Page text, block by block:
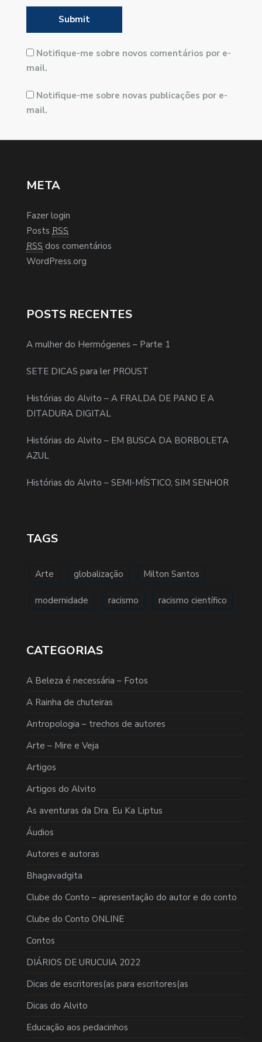
Notifique-me sobre novos comentários por e-
mail.
Notifique-me sobre novas publicações por e-
mail.
META
Fazer login
Posts RSS
RSS dos comentários
WordPress.org
POSTS RECENTES
A mulher do Hermógenes – Parte 1
SETE DICAS para ler PROUST
Histórias do Alvito – A FRALDA DE PANO E A
DITADURA DIGITAL
Histórias do Alvito – EM BUSCA DA BORBOLETA
AZUL
Histórias do Alvito – SEMI-MÍSTICO, SIM SENHOR
TAGS
Arte globalização Milton Santos
modernidade racismo racismo científico
CATEGORIAS
A Beleza é necessária – Fotos
A Rainha de chuteiras
Antropologia – trechos de autores
Arte – Mire e Veja
Artigos
Artigos do Alvito
As aventuras da Dra. Eu Ka Liptus
Áudios
Autores e autoras
Bhagavadgita
Clube do Conto – apresentação do autor e do conto
Clube do Conto ONLINE
Contos
DIÁRIOS DE URUCUIA 2022
Dicas de escritores(as para escritores(as
Dicas do Alvito
Educação aos pedacinhos